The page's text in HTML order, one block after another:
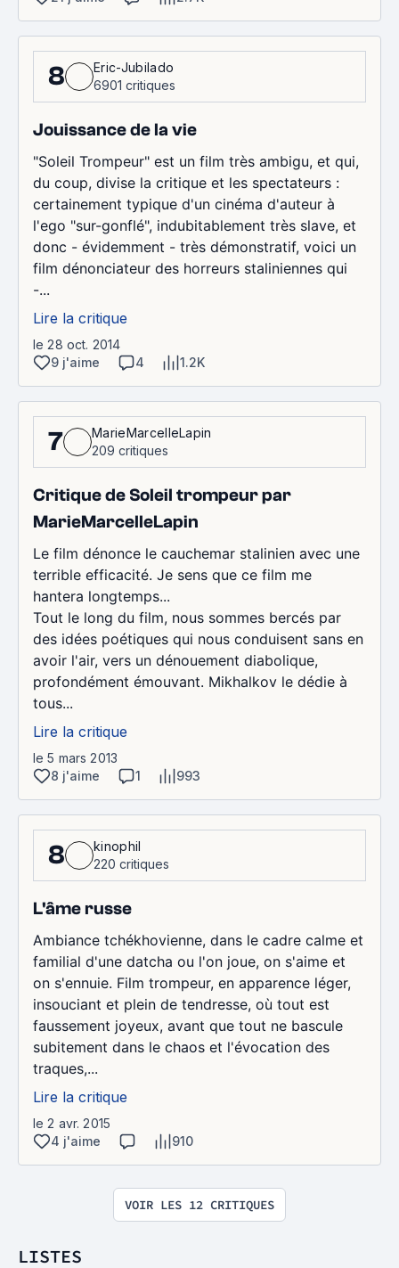
8
Eric-Jubilado
6901 critiques
Jouissance de la vie
"Soleil Trompeur" est un film très ambigu, et qui,
du coup, divise la critique et les spectateurs :
certainement typique d'un cinéma d'auteur à
l'ego "sur-gonflé", indubitablement très slave, et
donc - évidemment - très démonstratif, voici un
film dénonciateur des horreurs staliniennes qui
-...
Lire la critique
le 28 oct. 2014
9 j'aime
4 1.2K
7
MarieMarcelleLapin
209 critiques
Critique de Soleil trompeur par
MarieMarcelleLapin
Le film dénonce le cauchemar stalinien avec une
terrible efficacité. Je sens que ce film me
hantera longtemps...
Tout le long du film, nous sommes bercés par
des idées poétiques qui nous conduisent sans en
avoir l'air, vers un dénouement diabolique,
profondément émouvant. Mikhalkov le dédie à
tous...
Lire la critique
le 5 mars 2013
8 j'aime
1 993
8
kinophil
220 critiques
L'âme russe
Ambiance tchékhovienne, dans le cadre calme et
familial d'une datcha ou l'on joue, on s'aime et
on s'ennuie. Film trompeur, en apparence léger,
insouciant et plein de tendresse, où tout est
faussement joyeux, avant que tout ne bascule
subitement dans le chaos et l'évocation des
traques,...
Lire la critique
le 2 avr. 2015
4 j'aime
910
VOIR LES 12 CRITIQUES
LISTES